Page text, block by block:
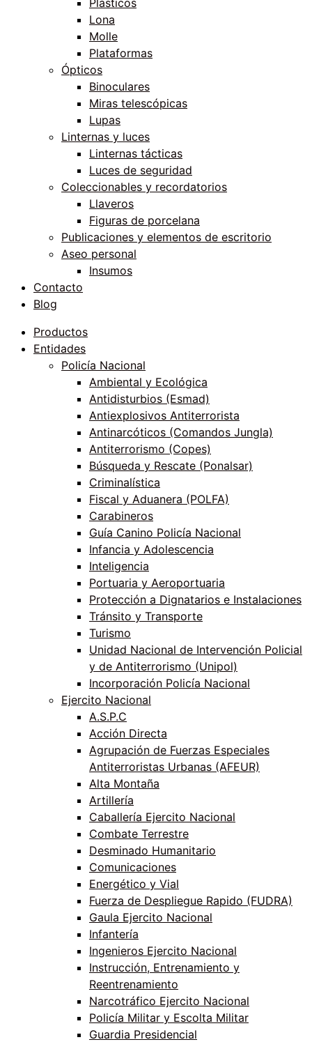
Plásticos
Lona
Molle
Plataformas
Ópticos
Binoculares
Miras telescópicas
Lupas
Linternas y luces
Linternas tácticas
Luces de seguridad
Coleccionables y recordatorios
Llaveros
Figuras de porcelana
Publicaciones y elementos de escritorio
Aseo personal
Insumos
Contacto
Blog
Productos
Entidades
Policía Nacional
Ambiental y Ecológica
Antidisturbios (Esmad)
Antiexplosivos Antiterrorista
Antinarcóticos (Comandos Jungla)
Antiterrorismo (Copes)
Búsqueda y Rescate (Ponalsar)
Criminalística
Fiscal y Aduanera (POLFA)
Carabineros
Guía Canino Policía Nacional
Infancia y Adolescencia
Inteligencia
Portuaria y Aeroportuaria
Protección a Dignatarios e Instalaciones
Tránsito y Transporte
Turismo
Unidad Nacional de Intervención Policial
y de Antiterrorismo (Unipol)
Incorporación Policía Nacional
Ejercito Nacional
A.S.P.C
Acción Directa
Agrupación de Fuerzas Especiales
Antiterroristas Urbanas (AFEUR)
Alta Montaña
Artillería
Caballería Ejercito Nacional
Combate Terrestre
Desminado Humanitario
Comunicaciones
Energético y Vial
Fuerza de Despliegue Rapido (FUDRA)
Gaula Ejercito Nacional
Infantería
Ingenieros Ejercito Nacional
Instrucción, Entrenamiento y
Reentrenamiento
Narcotráfico Ejercito Nacional
Policía Militar y Escolta Militar
Guardia Presidencial